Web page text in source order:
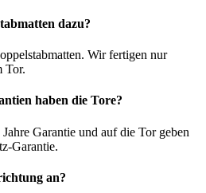
dazu?
Wir fertigen nur
Tor.
haben die Tore?
Garantie und auf die Tor geben
Garantie.
an?